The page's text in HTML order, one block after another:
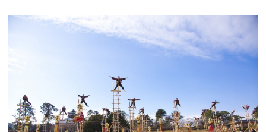
Travel Trade and Media